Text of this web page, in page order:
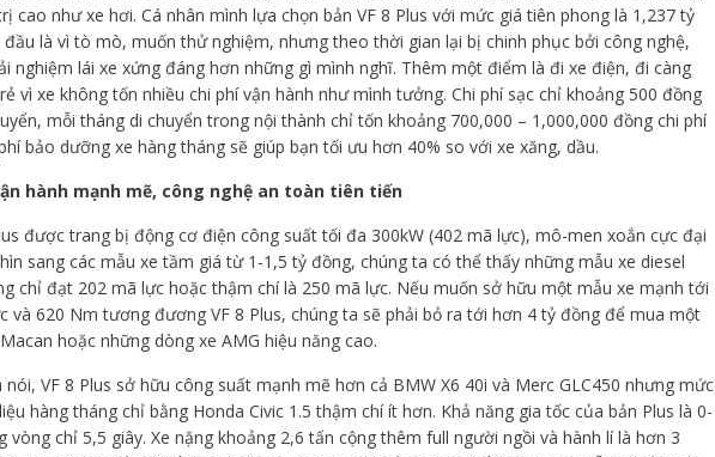
cao như xe hơi. Cá nhân mình lựa chọn bản VF 8 Plus với mức giá tiên phong là 1,237 tỷ
là vì tò mò, muốn thử nghiệm, nhưng theo thời gian lại bị chinh phục bởi công nghệ,
nghiệm lái xe xứng đáng hơn những gì mình nghĩ. Thêm một điểm là đi xe điện, đi càng
vì xe không tốn nhiều chi phí vận hành như mình tưởng. Chi phí sạc chỉ khoảng 500 đồng
mỗi tháng di chuyển trong nội thành chỉ tốn khoảng 700,000 – 1,000,000 đồng chi phí
bảo dưỡng xe hàng tháng sẽ giúp bạn tối ưu hơn 40% so với xe xăng, dầu.
hành mạnh mẽ, công nghệ an toàn tiên tiến
được trang bị động cơ điện công suất tối đa 300kW (402 mã lực), mô-men xoắn cực đại
sang các mẫu xe tầm giá từ 1-1,5 tỷ đồng, chúng ta có thể thấy những mẫu xe diesel
chỉ đạt 202 mã lực hoặc thậm chí là 250 mã lực. Nếu muốn sở hữu một mẫu xe mạnh tới
và 620 Nm tương đương VF 8 Plus, chúng ta sẽ phải bỏ ra tới hơn 4 tỷ đồng để mua một
hoặc những dòng xe AMG hiệu năng cao.
VF 8 Plus sở hữu công suất mạnh mẽ hơn cả BMW X6 40i và Merc GLC450 nhưng mức
hàng tháng chỉ bằng Honda Civic 1.5 thậm chí ít hơn. Khả năng gia tốc của bản Plus là 0-
vòng chỉ 5,5 giây. Xe nặng khoảng 2,6 tấn cộng thêm full người ngồi và hành lí là hơn 3